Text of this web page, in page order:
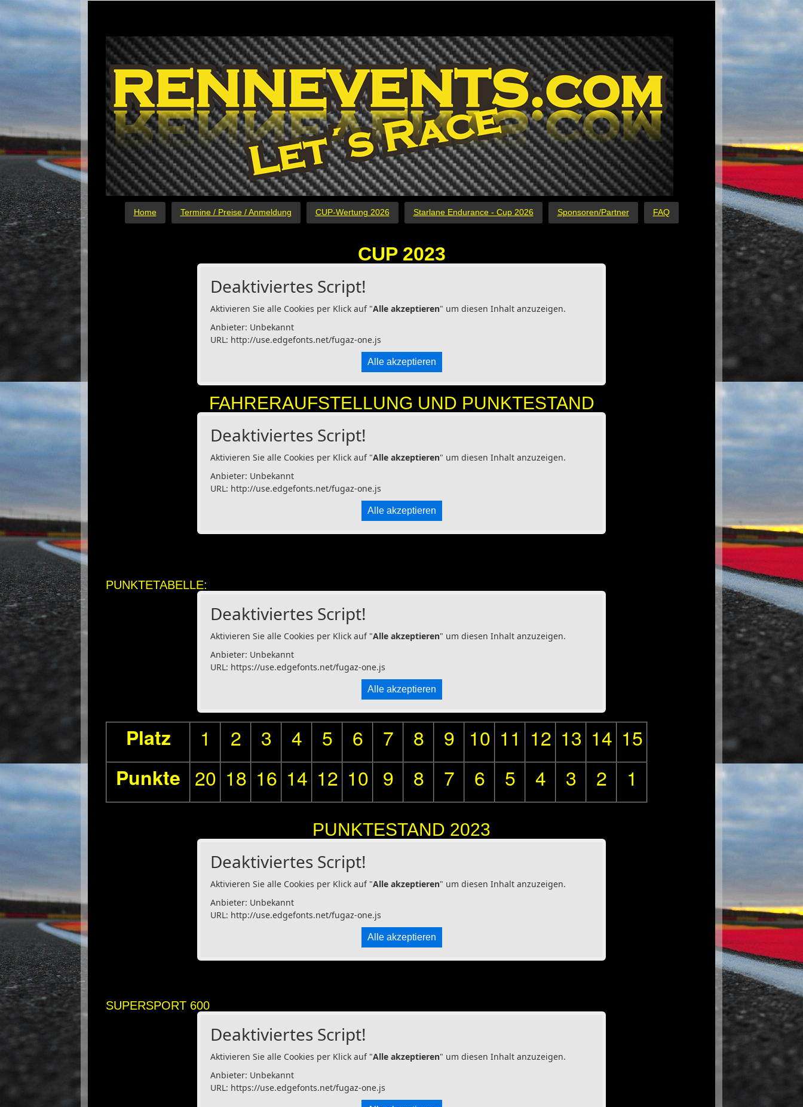
Home Termine / Preise / Anmeldung CUP-Wertung 2026 Starlane Endurance - Cup 2026 Sponsoren/Partner FAQ
CUP 2023
Deaktiviertes Script!
Aktivieren Sie alle Cookies per Klick auf "Alle akzeptieren" um diesen Inhalt anzuzeigen.
Anbieter: Unbekannt
URL: http://use.edgefonts.net/fugaz-one.js
Alle akzeptieren
FAHRERAUFSTELLUNG UND PUNKTESTAND
Deaktiviertes Script!
Aktivieren Sie alle Cookies per Klick auf "Alle akzeptieren" um diesen Inhalt anzuzeigen.
Anbieter: Unbekannt
URL: http://use.edgefonts.net/fugaz-one.js
Alle akzeptieren
PUNKTETABELLE:
Deaktiviertes Script!
Aktivieren Sie alle Cookies per Klick auf "Alle akzeptieren" um diesen Inhalt anzuzeigen.
Anbieter: Unbekannt
URL: https://use.edgefonts.net/fugaz-one.js
Alle akzeptieren
Platz 1 2 3 4 5 6 7 8 9 10 11 12 13 14 15
Punkte 20 18 16 14 12 10 9 8 7 6 5 4 3 2 1
PUNKTESTAND 2023
Deaktiviertes Script!
Aktivieren Sie alle Cookies per Klick auf "Alle akzeptieren" um diesen Inhalt anzuzeigen.
Anbieter: Unbekannt
URL: http://use.edgefonts.net/fugaz-one.js
Alle akzeptieren
SUPERSPORT 600
Deaktiviertes Script!
Aktivieren Sie alle Cookies per Klick auf "Alle akzeptieren" um diesen Inhalt anzuzeigen.
Anbieter: Unbekannt
URL: https://use.edgefonts.net/fugaz-one.js